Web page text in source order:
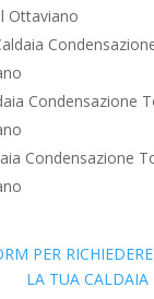
Ottaviano
Condensazione
Condensazione
PER
LA TUA CALDAIA